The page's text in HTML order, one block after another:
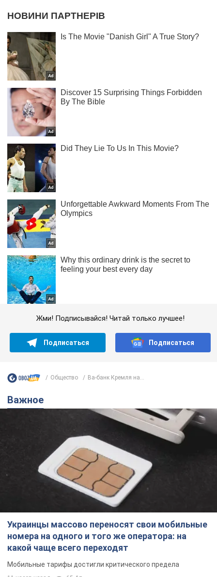
Жми! Подписывайся! Читай только лучшее!
Подписаться Подписаться
Общество Ва-банк Кремля на...
Важное
Украинцы массово переносят свои мобильные
номера на одного и того же оператора: на
какой чаще всего переходят
Мобильные тарифы достигли критического предела